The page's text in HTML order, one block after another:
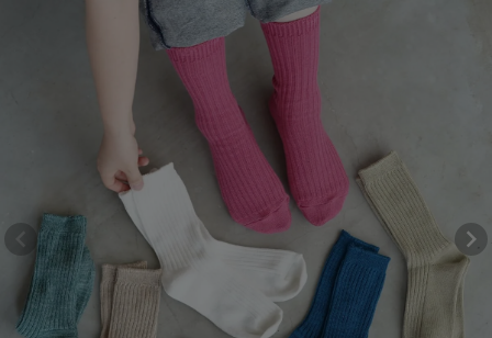
お気に入り
絹屋 毎日履きた
くなる靴下 綿×
シルク
1,540円 (税込)
新着＆再入荷商品